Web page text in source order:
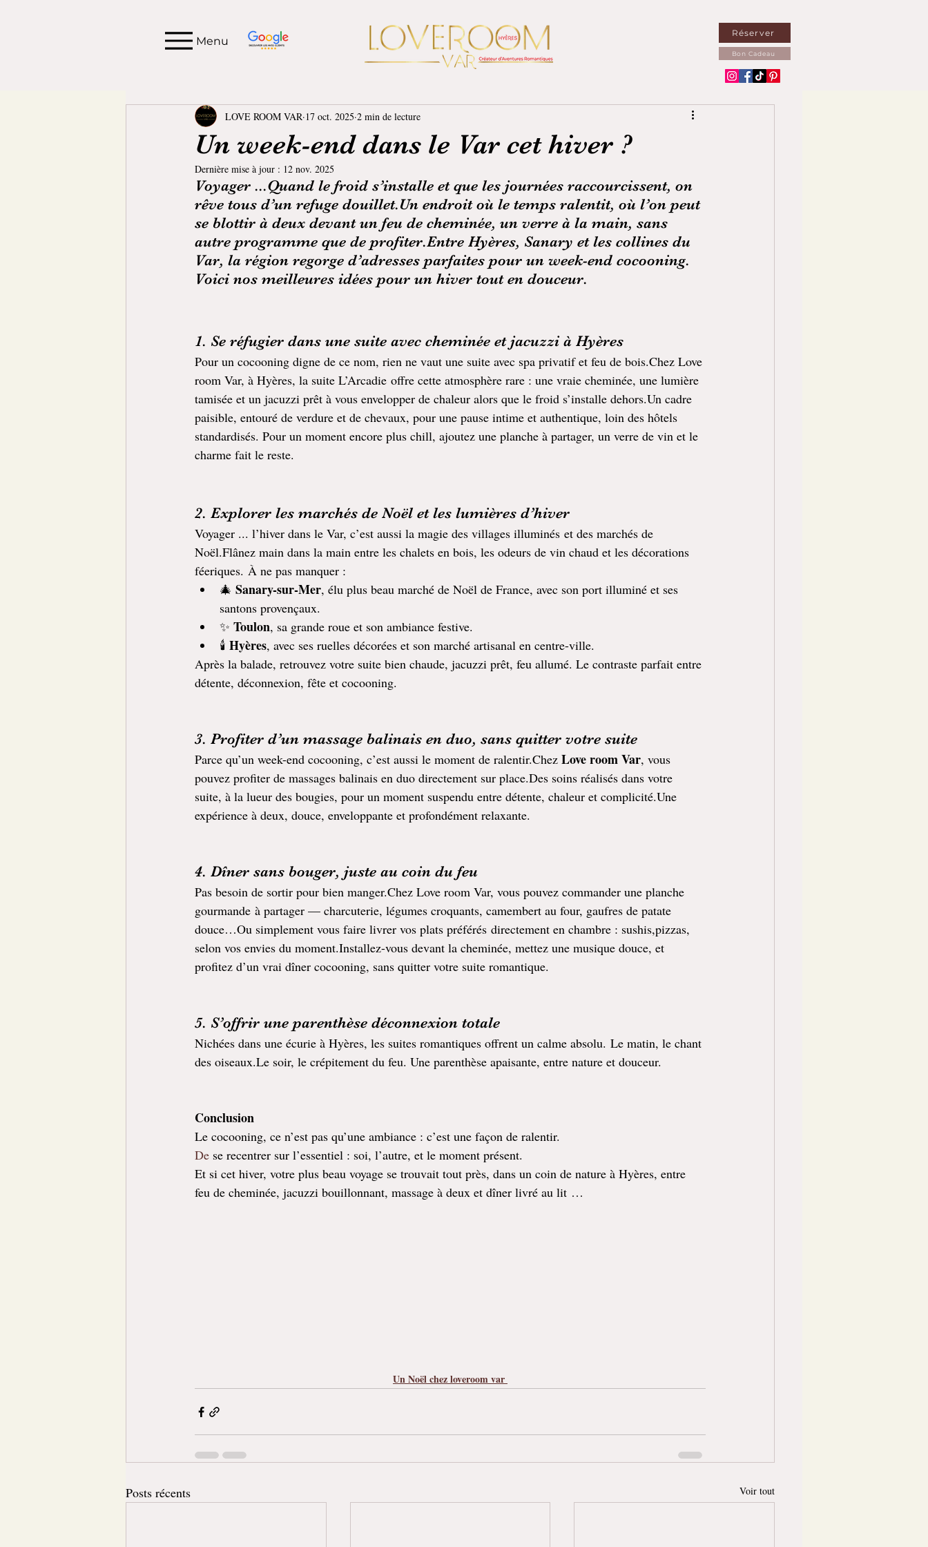
Menu
Réserver
Bon Cadeau
Un week-end dans le Var cet hiver ?
LOVE ROOM VAR 17 oct. 2025 2 min de lecture
Dernière mise à jour : 12 nov. 2025
Voyager ...Quand le froid s’installe et que les journées raccourcissent, on
rêve tous d’un refuge douillet.Un endroit où le temps ralentit, où l’on peut
se blottir à deux devant un feu de cheminée, un verre à la main, sans
autre programme que de profiter.Entre Hyères, Sanary et les collines du
Var, la région regorge d’adresses parfaites pour un week-end cocooning.
Voici nos meilleures idées pour un hiver tout en douceur.
1. Se réfugier dans une suite avec cheminée et jacuzzi à Hyères
Pour un cocooning digne de ce nom, rien ne vaut une suite avec spa privatif et feu de bois.Chez Love
room Var, à Hyères, la suite L’Arcadie offre cette atmosphère rare : une vraie cheminée, une lumière
tamisée et un jacuzzi prêt à vous envelopper de chaleur alors que le froid s’installe dehors.Un cadre
paisible, entouré de verdure et de chevaux, pour une pause intime et authentique, loin des hôtels
standardisés. Pour un moment encore plus chill, ajoutez une planche à partager, un verre de vin et le
charme fait le reste.
2. Explorer les marchés de Noël et les lumières d’hiver
Voyager ... l’hiver dans le Var, c’est aussi la magie des villages illuminés et des marchés de
Noël.Flânez main dans la main entre les chalets en bois, les odeurs de vin chaud et les décorations
féeriques. À ne pas manquer :
🎄 Sanary-sur-Mer, élu plus beau marché de Noël de France, avec son port illuminé et ses
santons provençaux.
✨ Toulon, sa grande roue et son ambiance festive.
🕯️ Hyères, avec ses ruelles décorées et son marché artisanal en centre-ville.
Après la balade, retrouvez votre suite bien chaude, jacuzzi prêt, feu allumé. Le contraste parfait entre
détente, déconnexion, fête et cocooning.
3. Profiter d’un massage balinais en duo, sans quitter votre suite
Parce qu’un week-end cocooning, c’est aussi le moment de ralentir.Chez Love room Var, vous
pouvez profiter de massages balinais en duo directement sur place.Des soins réalisés dans votre
suite, à la lueur des bougies, pour un moment suspendu entre détente, chaleur et complicité.Une
expérience à deux, douce, enveloppante et profondément relaxante.
4. Dîner sans bouger, juste au coin du feu
Pas besoin de sortir pour bien manger.Chez Love room Var, vous pouvez commander une planche
gourmande à partager — charcuterie, légumes croquants, camembert au four, gaufres de patate
douce…Ou simplement vous faire livrer vos plats préférés directement en chambre : sushis,pizzas,
selon vos envies du moment.Installez-vous devant la cheminée, mettez une musique douce, et
profitez d’un vrai dîner cocooning, sans quitter votre suite romantique.
5. S’offrir une parenthèse déconnexion totale
Nichées dans une écurie à Hyères, les suites romantiques offrent un calme absolu. Le matin, le chant
des oiseaux.Le soir, le crépitement du feu. Une parenthèse apaisante, entre nature et douceur.
Conclusion
Le cocooning, ce n’est pas qu’une ambiance : c’est une façon de ralentir.
De se recentrer sur l’essentiel : soi, l’autre, et le moment présent.
Et si cet hiver, votre plus beau voyage se trouvait tout près, dans un coin de nature à Hyères, entre
feu de cheminée, jacuzzi bouillonnant, massage à deux et dîner livré au lit …
Un Noël chez loveroom var
Posts récents Voir tout